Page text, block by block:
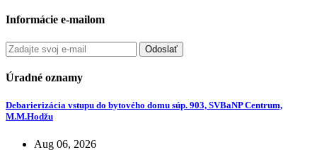
Informácie e-mailom
Odoslať
Úradné oznamy
Debarierizácia vstupu do bytového domu súp. 903, SVBaNP Centrum,
M.M.Hodžu
Aug 06, 2026